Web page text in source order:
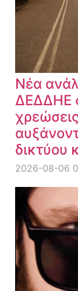
Νέα
ΔΕΔΔΗΕ
δικτύου
2026-08-06